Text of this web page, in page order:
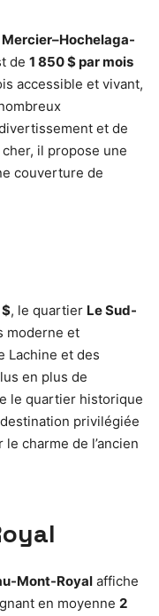
Mercier–Hochelaga-
de 1 850 $ par mois
accessible et vivant,
et de
il propose une
couverture de
$, le quartier Le Sud-
moderne et
Lachine et des
en plus de
le quartier historique
privilégiée
charme de l’ancien
Mont-Royal affiche
en moyenne 2